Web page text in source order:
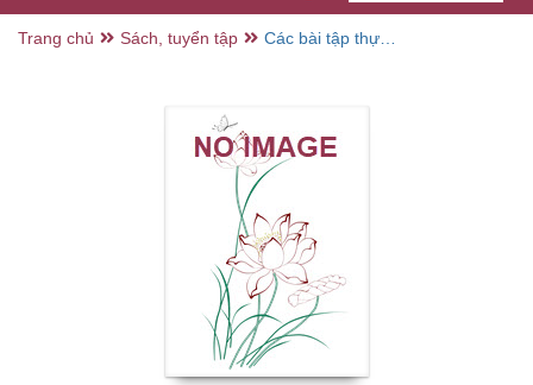
Trang chủ Sách, tuyển tập
Các bài tập thực